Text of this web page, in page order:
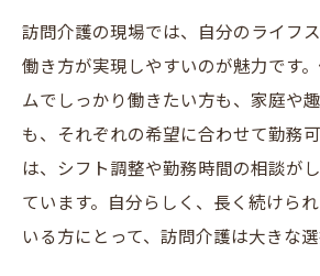
訪問介護の現場では、自分のライフ
働き方が実現しやすいのが魅力です
ムでしっかり働きたい方も、家庭や
も、それぞれの希望に合わせて勤務
は、シフト調整や勤務時間の相談が
ています。自分らしく、長く続けら
いる方にとって、訪問介護は大きな選